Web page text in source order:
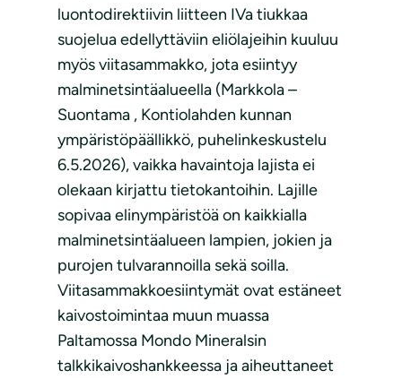
luontodirektiivin liitteen IVa tiukkaa
suojelua edellyttäviin eliölajeihin kuuluu
myös viitasammakko, jota esiintyy
malminetsintäalueella (Markkola –
Suontama , Kontiolahden kunnan
ympäristöpäällikkö, puhelinkeskustelu
6.5.2026), vaikka havaintoja lajista ei
olekaan kirjattu tietokantoihin. Lajille
sopivaa elinympäristöä on kaikkialla
malminetsintäalueen lampien, jokien ja
purojen tulvarannoilla sekä soilla.
Viitasammakkoesiintymät ovat estäneet
kaivostoimintaa muun muassa
Paltamossa Mondo Mineralsin
talkkikaivoshankkeessa ja aiheuttaneet